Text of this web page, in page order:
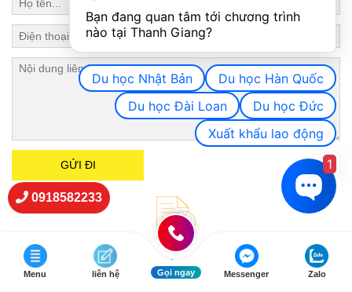
LĨNH VỰC HOẠT ĐỘNG CỦA CHÚNG TÔI
0918582233
Menu liên hệ Gọi ngay Messenger Zalo
Bạn đang quan tâm tới chương trình
nào tại Thanh Giang?
Du học Nhật Bản
Du học Hàn Quốc
Du học Đài Loan
Du học Đức
Xuất khẩu lao động
1